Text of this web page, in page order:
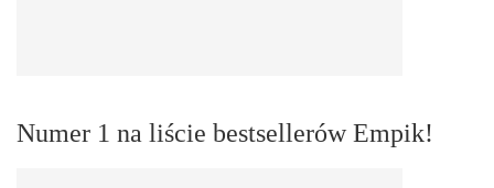
Numer 1 na liście bestsellerów Empik!